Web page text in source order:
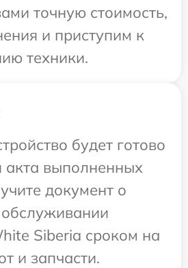
точную стоимость,
и приступим к
техники.
будет готово
акта выполненных
документ о
Siberia сроком на
и запчасти.